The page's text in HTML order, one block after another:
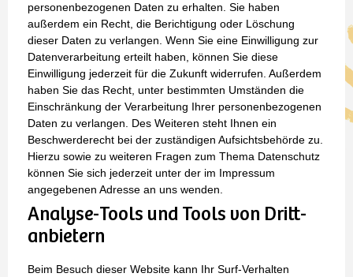
personenbezogenen Daten zu erhalten. Sie haben
außerdem ein Recht, die Berichtigung oder Löschung
dieser Daten zu verlangen. Wenn Sie eine Einwilligung zur
Datenverarbeitung erteilt haben, können Sie diese
Einwilligung jederzeit für die Zukunft widerrufen. Außerdem
haben Sie das Recht, unter bestimmten Umständen die
Einschränkung der Verarbeitung Ihrer personenbezogenen
Daten zu verlangen. Des Weiteren steht Ihnen ein
Beschwerderecht bei der zuständigen Aufsichtsbehörde zu.
Hierzu sowie zu weiteren Fragen zum Thema Datenschutz
können Sie sich jederzeit unter der im Impressum
angegebenen Adresse an uns wenden.
Analyse-Tools und Tools von Dritt­
anbietern
Beim Besuch dieser Website kann Ihr Surf-Verhalten